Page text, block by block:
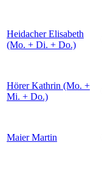
Heidacher Elisabeth
(Mo. + Di. + Do.)
Hörer Kathrin (Mo. +
Mi. + Do.)
Maier Martin